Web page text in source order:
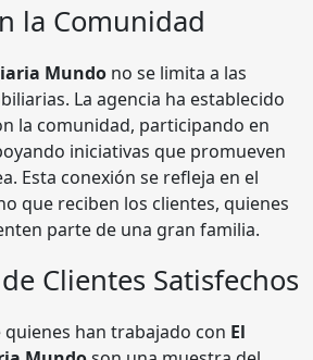
la Comunidad
Mundo no se limita a las
La agencia ha establecido
la comunidad, participando en
iniciativas que promueven
Esta conexión se refleja en el
que reciben los clientes, quienes
parte de una gran familia.
Clientes Satisfechos
han trabajado con El